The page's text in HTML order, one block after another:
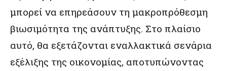
μπορεί να επηρεάσουν τη μακροπρόθεσμη
βιωσιμότητα της ανάπτυξης. Στο πλαίσιο
αυτό, θα εξετάζονται εναλλακτικά σενάρια
εξέλιξης της οικονομίας, αποτυπώνοντας